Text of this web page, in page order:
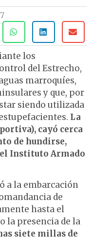
los
del Estrecho,
marroquíes,
y que, por
siendo utilizada
La
cayó cerca
de hundirse,
Instituto Armado
a la embarcación
de
hasta el
la presencia de la
siete millas de